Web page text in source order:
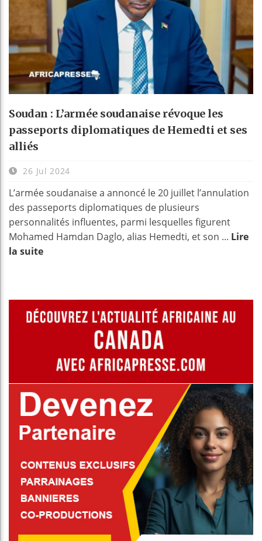
Soudan : L’armée soudanaise révoque les
passeports diplomatiques de Hemedti et ses
alliés
26 Jul 2024
L’armée soudanaise a annoncé le 20 juillet l’annulation
des passeports diplomatiques de plusieurs
personnalités influentes, parmi lesquelles figurent
Mohamed Hamdan Daglo, alias Hemedti, et son ... Lire
la suite